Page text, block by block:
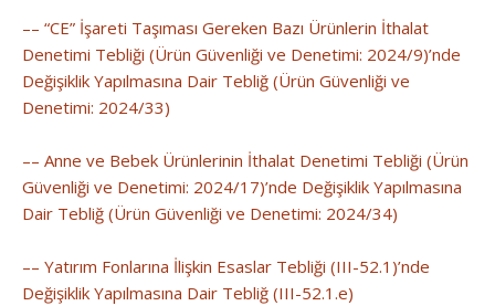
–– “CE” İşareti Taşıması Gereken Bazı Ürünlerin İthalat
Denetimi Tebliği (Ürün Güvenliği ve Denetimi: 2024/9)’nde
Değişiklik Yapılmasına Dair Tebliğ (Ürün Güvenliği ve
Denetimi: 2024/33)
–– Anne ve Bebek Ürünlerinin İthalat Denetimi Tebliği (Ürün
Güvenliği ve Denetimi: 2024/17)’nde Değişiklik Yapılmasına
Dair Tebliğ (Ürün Güvenliği ve Denetimi: 2024/34)
–– Yatırım Fonlarına İlişkin Esaslar Tebliği (III-52.1)’nde
Değişiklik Yapılmasına Dair Tebliğ (III-52.1.e)